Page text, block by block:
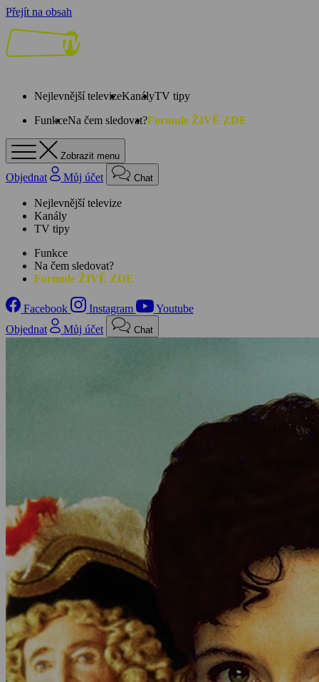
Přejít na obsah
Nejlevnější televizeKanályTV tipy
FunkceNa čem sledovat?Formule ŽIVĚ ZDE
Zobrazit menu
Objednat Můj účet Chat
Nejlevnější televize
Kanály
TV tipy
Funkce
Na čem sledovat?
Formule ŽIVĚ ZDE
Facebook Instagram
Youtube
Objednat
Můj účet Chat